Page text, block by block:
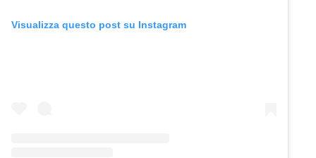
Visualizza questo post su Instagram